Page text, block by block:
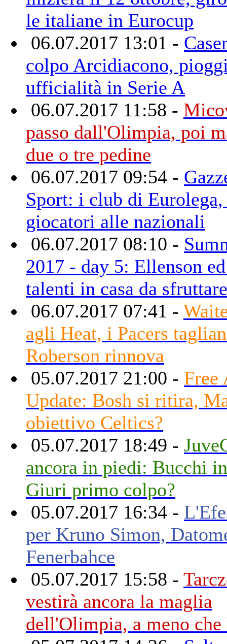
le italiane in Eurocup
06.07.2017 13:01 -
colpo Arcidiacono,
ufficialità in Serie A
06.07.2017 11:58 -
passo dall'Olimpia, poi
due o tre pedine
06.07.2017 09:54 -
Sport: i club di Eurolega,
giocatori alle nazionali
06.07.2017 08:10 -
2017 - day 5: Ellenson
talenti in casa da sfruttare
06.07.2017 07:41 -
agli Heat, i Pacers
Roberson rinnova
05.07.2017 21:00 - Free
Update: Bosh si ritira,
obiettivo Celtics?
05.07.2017 18:49 -
ancora in piedi: Bucchi
Giuri primo colpo?
05.07.2017 16:34 -
per Kruno Simon,
Fenerbahce
05.07.2017 15:58 -
vestirà ancora la maglia
dell'Olimpia, a meno